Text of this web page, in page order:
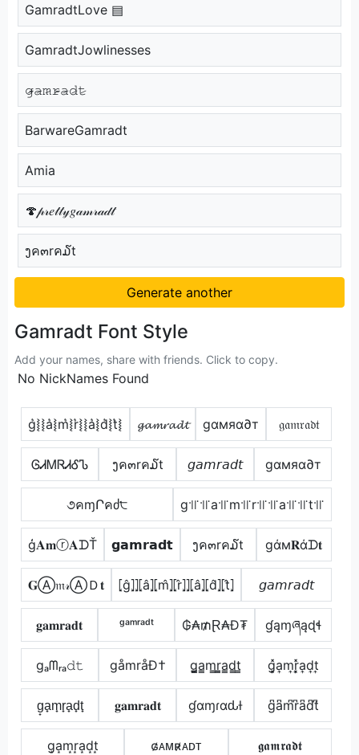
GamradtLove ▤
GamradtJowlinesses
𝚐̷̴𝚊̷𝚖̷𝚛̷̴𝚊̷𝚍̷𝚝̷
BarwareGamradt
Amia
🍄𝓅𝓇𝑒𝓉𝓉𝓎𝑔𝒶𝓂𝓇𝒶𝒹𝓉
ງค๓rค໓t
Generate another
Gamradt Font Style
Add your names, share with friends. Click to copy.
No NickNames Found
g͛⦚⦚a͛⦚m͛⦚r͛⦚⦚a͛⦚d͛⦚t͛⦚ 𝓰𝓪𝓶𝓻𝓪𝓭𝓽 gαмяα∂т 𝔤𝔞𝔪𝔯𝔞𝔡𝔱
ᎶᏗᎷᏒᏗᎴᏖ ງค๓rค໓t 𝘨𝘢𝘮𝘳𝘢𝘥𝘵 gαмяα∂т
૭คɱՐคძ੮ g꜉꜍꜉꜍a꜉꜍m꜉꜍r꜉꜍꜉꜍a꜉꜍꜉꜍t꜉꜍
ģ𝐀𝐦ⓡ𝐀ᗪŤ 𝗴𝗮𝗺𝗿𝗮𝗱𝘁 ງค๓rค໓t gάм𝐑άᗪ𝐭
𝐆Ⓐ𝔪𝓇ⒶＤ𝐭 ⦏ĝ⦎⦎⦏â⦎⦏m̂⦎⦏r̂⦎⦎⦏â⦎⦏d̂⦎⦏t̂⦎ 𝘨𝘢𝘮𝘳𝘢𝘥𝘵
𝐠𝐚𝐦𝐫𝐚𝐝𝐭 ᵍᵃᵐʳᵃᵈᵗ ₲₳₥Ɽ₳Đ₮ ɠąɱཞąɖɬ
gₐᗰᵣₐ𝚍𝚝 gåmråÐ† g̳̲a̳m̳r̳̲a̳d̳t̳ g͎͓̽a͎m͎r͎͓̽a͎d͎t͎
g̟a̟m̟r̟a̟d̟t̟ 𝐠𝐚𝐦𝐫𝐚𝐝𝐭 ɠαɱɾαԃƚ g͆a͆m͆r͆a͆d͆t͆
g͙a͙m͙r͙a͙d͙t͙ ɢ̷ᴀᴍʀ̷ᴀᴅᴛ 𝖌𝖆𝖒𝖗𝖆𝖉𝖙